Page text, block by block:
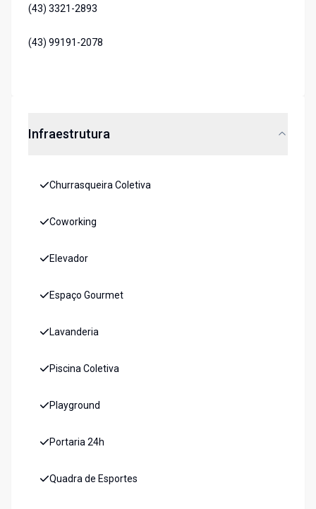
(43) 3321-2893
(43) 99191-2078
Infraestrutura
Churrasqueira Coletiva
Coworking
Elevador
Espaço Gourmet
Lavanderia
Piscina Coletiva
Playground
Portaria 24h
Quadra de Esportes